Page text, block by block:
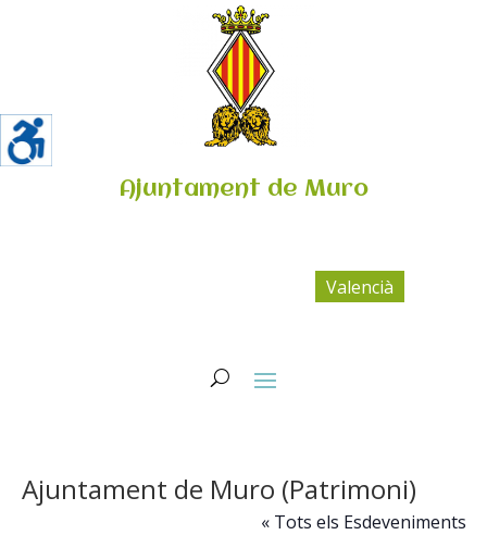
Ajuntament de Muro
Valencià
Ajuntament de Muro (Patrimoni)
« Tots els Esdeveniments